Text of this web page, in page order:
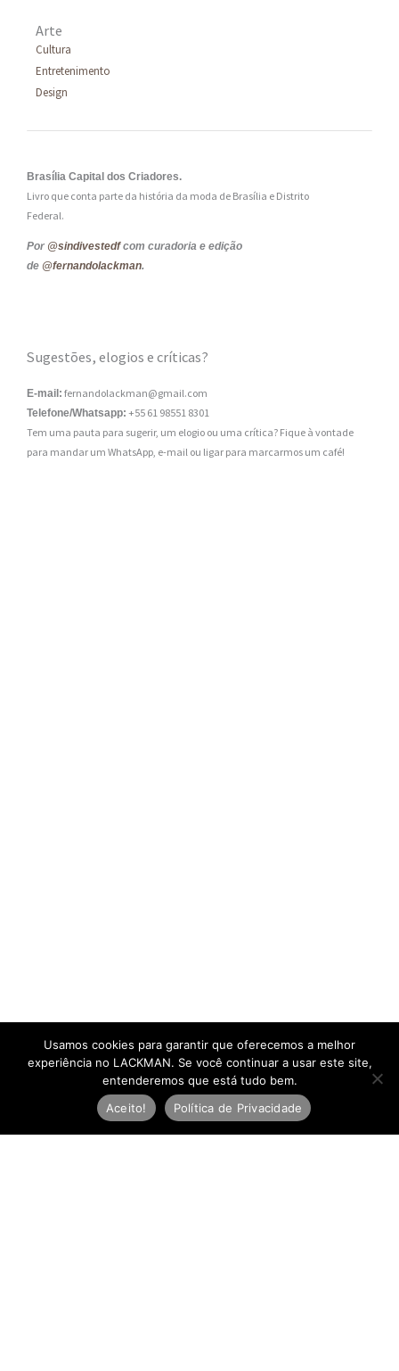
Arte
Cultura
Entretenimento
Design
Brasília Capital dos Criadores.
Livro que conta parte da história da moda de Brasília e Distrito
Federal.
Por @sindivestedfcom curadoria e edição
de @fernandolackman.
Sugestões, elogios e críticas?
E-mail: fernandolackman@gmail.com
Telefone/Whatsapp: +55 61 98551 8301
Tem uma pauta para sugerir, um elogio ou uma crítica? Fique à vontade
para mandar um WhatsApp, e-mail ou ligar para marcarmos um café!
Usamos cookies para garantir que oferecemos a melhor
experiência no LACKMAN. Se você continuar a usar este site,
entenderemos que está tudo bem.
Aceito!
Política de Privacidade